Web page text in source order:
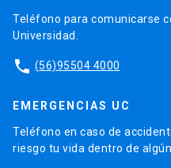
Teléfono para comunicarse
Universidad.
phone (56)95504 4000
EMERGENCIAS UC
Teléfono en caso de
riesgo tu vida dentro de